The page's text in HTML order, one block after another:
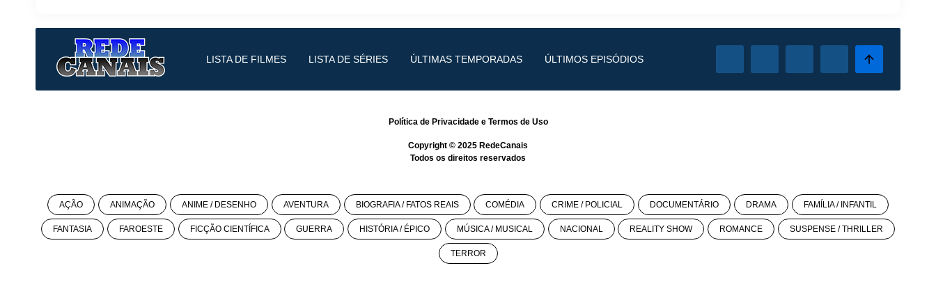
LISTA DE FILMES LISTA DE SÉRIES ÚLTIMAS TEMPORADAS ÚLTIMOS EPISÓDIOS
Política de Privacidadee Termos de Uso
Copyright © 2025 RedeCanais
Todos os direitos reservados
AÇÃO ANIMAÇÃO ANIME / DESENHO AVENTURA BIOGRAFIA / FATOS REAIS COMÉDIA CRIME / POLICIAL DOCUMENTÁRIO DRAMA FAMÍLIA / INFANTIL
FANTASIA FAROESTE FICÇÃO CIENTÍFICA GUERRA HISTÓRIA / ÉPICO MÚSICA / MUSICAL NACIONAL REALITY SHOW ROMANCE SUSPENSE / THRILLER
TERROR